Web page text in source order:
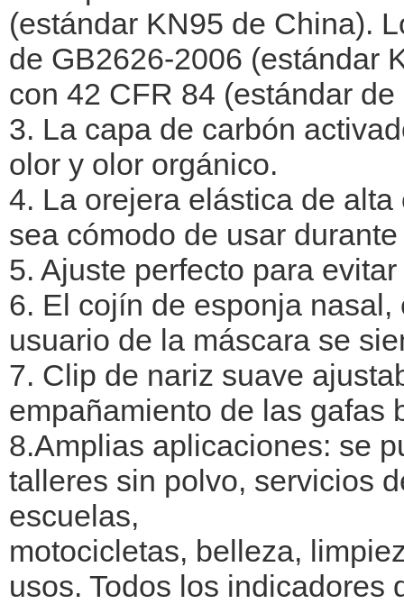
(estándar KN95 de China).
de GB2626-2006 (estándar
con 42 CFR 84 (estándar
3. La capa de carbón
olor y olor orgánico.
4. La orejera elástica de
sea cómodo de usar
5. Ajuste perfecto para
6. El cojín de esponja
usuario de la máscara se
7. Clip de nariz suave
empañamiento de las gafas
8.Amplias aplicaciones: se
talleres sin polvo, servicios
escuelas,
motocicletas, belleza,
usos. Todos los indicadores